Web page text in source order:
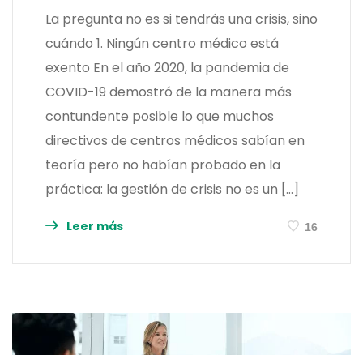
La pregunta no es si tendrás una crisis, sino
cuándo 1. Ningún centro médico está
exento En el año 2020, la pandemia de
COVID-19 demostró de la manera más
contundente posible lo que muchos
directivos de centros médicos sabían en
teoría pero no habían probado en la
práctica: la gestión de crisis no es un […]
Leer más 16